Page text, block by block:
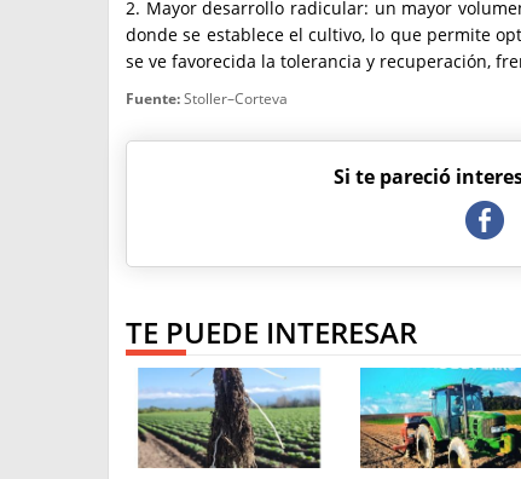
2. Mayor desarrollo radicular: un mayor
donde se establece el cultivo, lo que permite
se ve favorecida la tolerancia y recuperación,
Fuente:Stoller–Corteva
Si te pareció
TE PUEDE INTERESAR